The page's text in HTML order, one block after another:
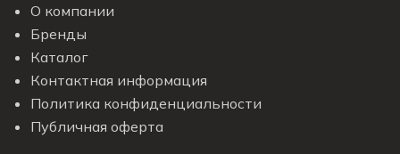
О компании
Бренды
Каталог
Контактная информация
Политика конфиденциальности
Публичная оферта